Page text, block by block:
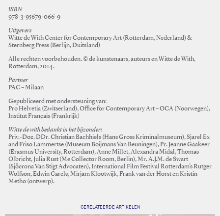
ISBN
978-3-95679-066-9
Uitgevers
Witte de With Center for Contemporary Art (Rotterdam, Nederland) &
Sternberg Press (Berlijn, Duitsland)
Alle rechten voorbehouden. © de kunstenaars, auteurs en Witte de With,
Rotterdam, 2014.
Partner
PAC – Milaan
Gepubliceerd met ondersteuning van:
Pro Helvetia (Zwitserland), Office for Contemporary Art – OCA (Noorwegen),
Institut Français (Frankrijk)
Witte de with bedankt in het bijzonder:
Priv.-Doz. DDr. Christian Bachhiels (Hans Gross Kriminalmuseum), Sjarel Ex
and Friso Lammertse (Museum Boijmans Van Beuningen), Pr. Jeanne Gaakeer
(Erasmus University, Rotterdam), Anne Millet, Alexandra Midal, Thomas
Olbricht, Julia Rust (Me Collector Room, Berlin), Mr. A.J.M. de Swart
(Sjöcrona Van Stigt Advocaten), International Film Festival Rotterdam’s Rutger
Wolfson, Edwin Carels, Mirjam Klootwijk, Frank van der Horst en Kristin
Metho (ontwerp).
GERELATEERDE ARTIKELEN